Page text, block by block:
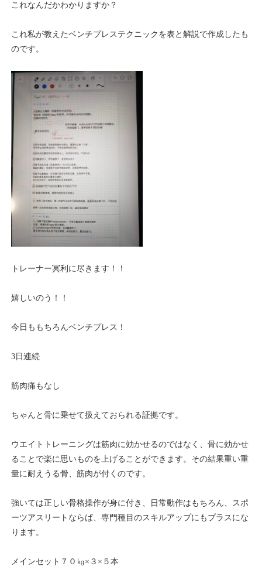
これなんだかわかりますか？
これ私が教えたベンチプレステクニックを表と解説で作成したも
のです。
トレーナー冥利に尽きます！！
嬉しいのう！！
今日ももちろんベンチプレス！
3日連続
筋肉痛もなし
ちゃんと骨に乗せて扱えておられる証拠です。
ウエイトトレーニングは筋肉に効かせるのではなく、骨に効かせ
ることで楽に思いものを上げることができます。その結果重い重
量に耐えうる骨、筋肉が付くのです。
強いては正しい骨格操作が身に付き、日常動作はもちろん、スポ
ーツアスリートならば、専門種目のスキルアップにもプラスにな
ります。
メインセット７０㎏×３×５本